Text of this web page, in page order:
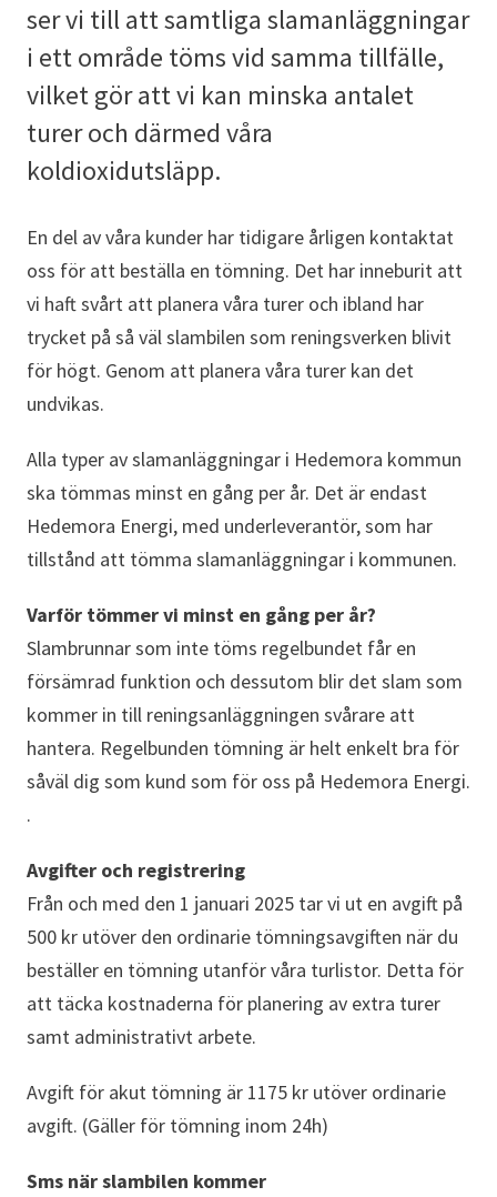
ser vi till att samtliga slamanläggningar
i ett område töms vid samma tillfälle,
vilket gör att vi kan minska antalet
turer och därmed våra
koldioxidutsläpp.
En del av våra kunder har tidigare årligen kontaktat
oss för att beställa en tömning. Det har inneburit att
vi haft svårt att planera våra turer och ibland har
trycket på så väl slambilen som reningsverken blivit
för högt. Genom att planera våra turer kan det
undvikas.
Alla typer av slamanläggningar i Hedemora kommun
ska tömmas minst en gång per år. Det är endast
Hedemora Energi, med underleverantör, som har
tillstånd att tömma slamanläggningar i kommunen.
Varför tömmer vi minst en gång per år?
Slambrunnar som inte töms regelbundet får en
försämrad funktion och dessutom blir det slam som
kommer in till reningsanläggningen svårare att
hantera. Regelbunden tömning är helt enkelt bra för
såväl dig som kund som för oss på Hedemora Energi.
.
Avgifter och registrering
Från och med den 1 januari 2025 tar vi ut en avgift på
500 kr utöver den ordinarie tömningsavgiften när du
beställer en tömning utanför våra turlistor. Detta för
att täcka kostnaderna för planering av extra turer
samt administrativt arbete.
Avgift för akut tömning är 1175 kr utöver ordinarie
avgift. (Gäller för tömning inom 24h)
Sms när slambilen kommer